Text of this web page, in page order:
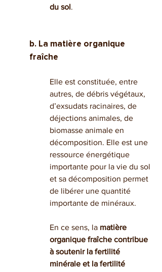
du sol
b. La matière organique
fraîche
Elle est constituée, entre
autres, de débris végétaux,
d’exsudats racinaires, de
déjections animales, de
biomasse animale en
décomposition. Elle est une
ressource énergétique
importante pour la vie du sol
et sa décomposition permet
de libérer une quantité
importante de minéraux.
En ce sens, la matière
organique fraîche contribue
à soutenir la fertilité
minérale et la fertilité